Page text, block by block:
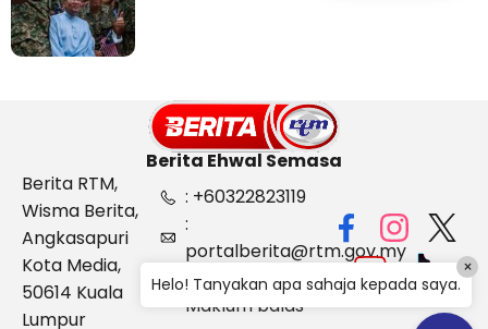
Berita Ehwal Semasa
Berita RTM,
Wisma Berita,
Angkasapuri
Kota Media,
50614 Kuala
Lumpur
: +60322823119
:
portalberita@rtm.gov.my
: Aduan &
Maklum balas
Helo! Tanyakan apa sahaja kepada saya.
×